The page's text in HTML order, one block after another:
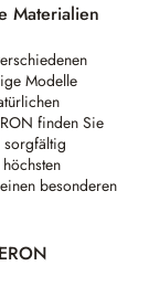
Materialien
Modelle
finden Sie
sorgfältig
besonderen